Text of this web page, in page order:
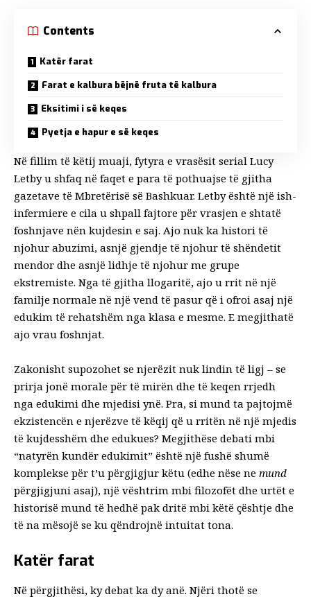
Contents
Katër farat
Farat e kalbura bëjnë fruta të kalbura
Eksitimi i së keqes
Pyetja e hapur e së keqes
Në fillim të këtij muaji, fytyra e vrasësit serial Lucy
Letbyu shfaq në faqet e para të pothuajse të gjitha
gazetave të Mbretërisë së Bashkuar. Letby është një ish-
infermiere e cila u shpall fajtore për vrasjen e shtatë
foshnjave nën kujdesin e saj. Ajo nuk ka histori të
njohur abuzimi, asnjë gjendje të njohur të shëndetit
mendor dhe asnjë lidhje të njohur me grupe
ekstremiste. Nga të gjitha llogaritë, ajo u rrit në një
familje normale në një vend të pasur që i ofroi asaj një
edukim të rehatshëm nga klasa e mesme. E megjithatë
ajo vrau foshnjat.
Zakonisht supozohet se njerëzit nuk lindin të ligj – se
prirja jonë morale për të mirën dhe të keqen rrjedh
nga edukimi dhe mjedisi ynë. Pra, si mund ta pajtojmë
ekzistencën e njerëzve të këqij që u rritën në një mjedis
të kujdesshëm dhe edukues? Megjithëse debati mbi
“natyrën kundër edukimit” është një fushë shumë
komplekse për t’u përgjigjur këtu (edhe nëse ne mund
përgjigjuni asaj), një vështrim mbi filozofët dhe urtët e
historisë mund të hedhë pak dritë mbi këtë çështje dhe
të na mësojë se ku qëndrojnë intuitat tona.
Katër farat
Në përgjithësi, ky debat ka dy anë. Njëri thotë se